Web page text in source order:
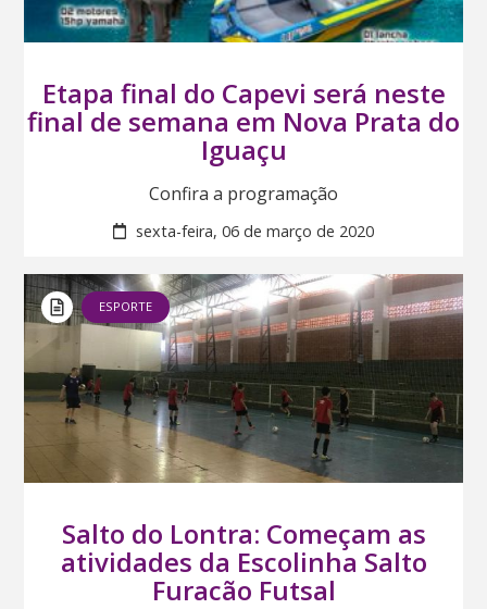
Etapa final do Capevi será neste
final de semana em Nova Prata do
Iguaçu
Confira a programação
sexta-feira, 06 de março de 2020
ESPORTE
Salto do Lontra: Começam as
atividades da Escolinha Salto
Furacão Futsal